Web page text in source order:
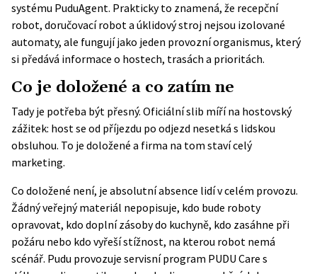
systému PuduAgent. Prakticky to znamená, že recepční
robot, doručovací robot a úklidový stroj nejsou izolované
automaty, ale fungují jako jeden provozní organismus, který
si předává informace o hostech, trasách a prioritách.
Co je doložené a co zatím ne
Tady je potřeba být přesný. Oficiální slib míří na hostovský
zážitek: host se od příjezdu po odjezd nesetká s lidskou
obsluhou. To je doložené a firma na tom staví celý
marketing.
Co doložené není, je absolutní absence lidí v celém provozu.
Žádný veřejný materiál nepopisuje, kdo bude roboty
opravovat, kdo doplní zásoby do kuchyně, kdo zasáhne při
požáru nebo kdo vyřeší stížnost, na kterou robot nemá
scénář. Pudu provozuje servisní program PUDU Care s